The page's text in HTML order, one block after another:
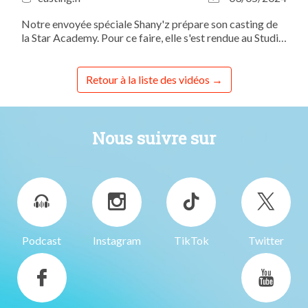
Notre envoyée spéciale Shany'z prépare son casting de
la Star Academy. Pour ce faire, elle s'est rendue au Studio
Floriane Colson.
Retour à la liste des vidéos
Nous suivre sur
Podcast Instagram TikTok Twitter